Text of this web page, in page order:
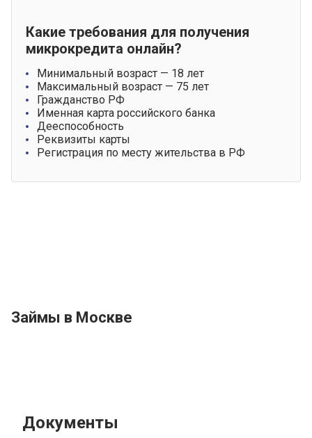
Какие требования для получения
микрокредита онлайн?
Минимальный возраст — 18 лет
Максимальный возраст — 75 лет
Гражданство РФ
Именная карта российского банка
Дееспособность
Реквизиты карты
Регистрация по месту жительства в РФ
Займы в Москве
Документы